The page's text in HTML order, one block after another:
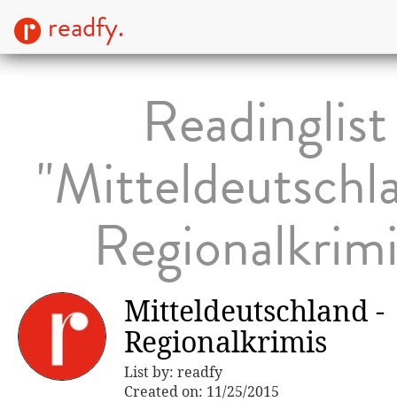
readfy.
Readinglist
Mitteldeutschland -
Regionalkrimis
List by: readfy
Created on: 11/25/2015